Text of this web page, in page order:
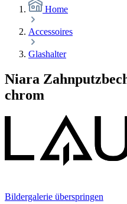
Home
Accessoires
Glashalter
Niara
chrom
Bildergalerie überspringen